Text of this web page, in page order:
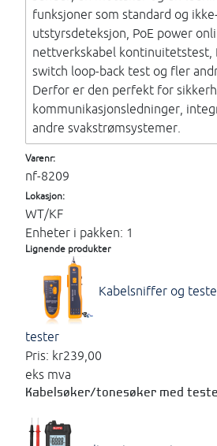
funksjoner som standard og
utstyrsdeteksjon, PoE power
nettverkskabel kontinuitetstest,
switch loop-back test og fler
Derfor er den perfekt for
kommunikasjonsledninger,
andre svakstrømsystemer.
Varenr:
nf-8209
Lokasjon:
WT/KF
Enheter i pakken: 1
Lignende produkter
Kabelsniffer og
tester
Pris: kr239,00
eks mva
Kabelsøker/tonesøker med